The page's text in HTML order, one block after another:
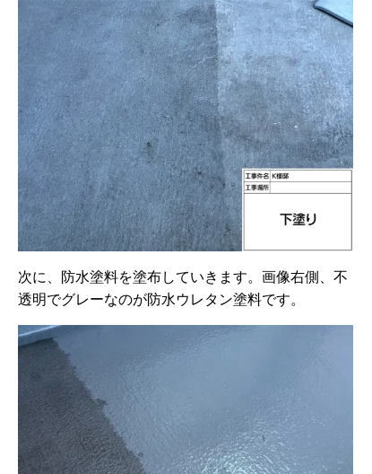
次に、防水塗料を塗布していきます。画像右側、不
透明でグレーなのが防水ウレタン塗料です。